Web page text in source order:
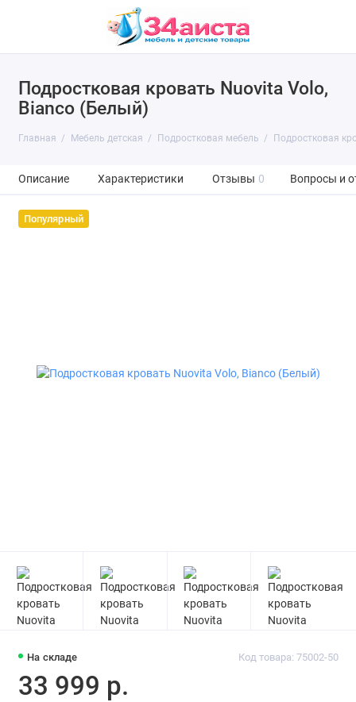
Подростковая кровать Nuovita Volo,
Bianco (Белый)
Главная Мебель детская Подростковая мебель Подростковая
Описание Характеристики Отзывы 0 Вопросы и
Популярный
На складе Код товара: 75002-50
33 999 р.